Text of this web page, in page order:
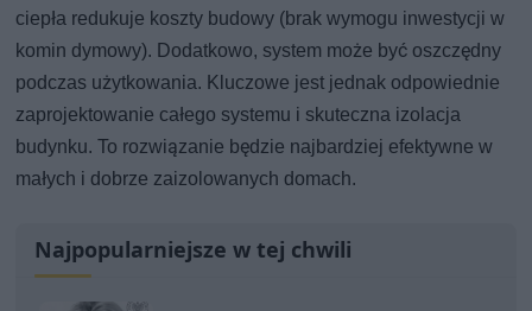
ciepła redukuje koszty budowy (brak wymogu inwestycji w
komin dymowy). Dodatkowo, system może być oszczędny
podczas użytkowania. Kluczowe jest jednak odpowiednie
zaprojektowanie całego systemu i skuteczna izolacja
budynku. To rozwiązanie będzie najbardziej efektywne w
małych i dobrze zaizolowanych domach.
Najpopularniejsze w tej chwili